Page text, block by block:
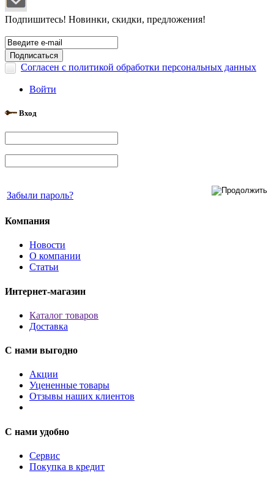
Подпишитесь! Новинки, скидки, предложения!
Согласен с политикой обработки персональных данных
Войти
Вход
Забыли пароль?
Компания
Новости
О компании
Статьи
Интернет-магазин
Каталог товаров
Доставка
С нами выгодно
Акции
Уцененные товары
Отзывы наших клиентов
С нами удобно
Сервис
Покупка в кредит